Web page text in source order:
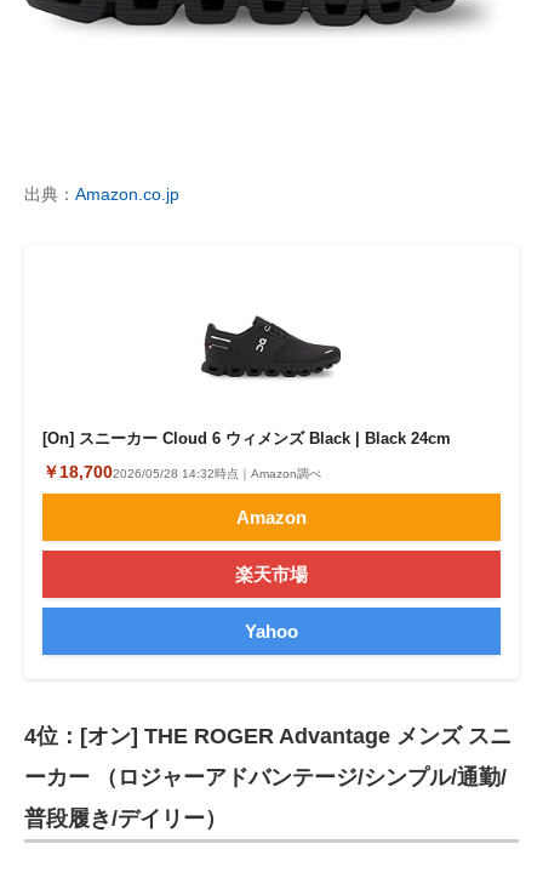
出典： Amazon.co.jp
[On] スニーカー Cloud 6 ウィメンズ Black | Black 24cm
￥18,7002026/05/28 14:32時点｜Amazon調べ
Amazon
楽天市場
Yahoo
4位：[オン] THE ROGER Advantage メンズ スニ
ーカー （ロジャーアドバンテージ/シンプル/通勤/
普段履き/デイリー）